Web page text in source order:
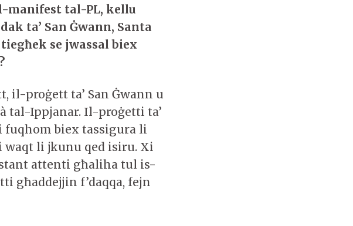
manifest tal-PL, kellu
ta’ San Ġwann, Santa
se jwassal biex
?
il-proġett ta’ San Ġwann u
tal-Ippjanar. Il-proġetti ta’
fuqhom biex tassigura li
li jkunu qed isiru. Xi
attenti għaliha tul is-
għaddejjin f’daqqa, fejn